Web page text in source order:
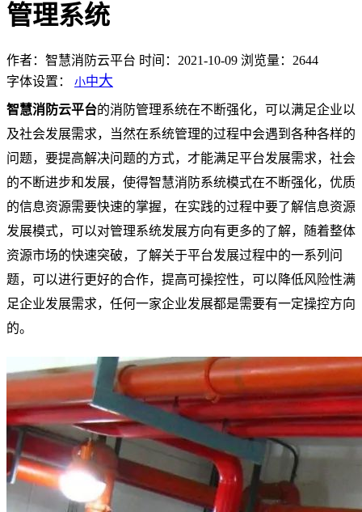
管理系统
作者：智慧消防云平台 时间：2021-10-09 浏览量：2644
字体设置： 小中大
智慧消防云平台的消防管理系统在不断强化，可以满足企业以
及社会发展需求，当然在系统管理的过程中会遇到各种各样的
问题，要提高解决问题的方式，才能满足平台发展需求，社会
的不断进步和发展，使得智慧消防系统模式在不断强化，优质
的信息资源需要快速的掌握，在实践的过程中要了解信息资源
发展模式，可以对管理系统发展方向有更多的了解，随着整体
资源市场的快速突破，了解关于平台发展过程中的一系列问
题，可以进行更好的合作，提高可操控性，可以降低风险性满
足企业发展需求，任何一家企业发展都是需要有一定操控方向
的。